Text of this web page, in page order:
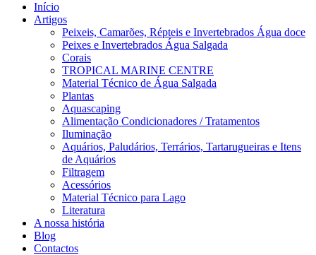
Início
Artigos
Peixeis, Camarões, Répteis e Invertebrados Água doce
Peixes e Invertebrados Água Salgada
Corais
TROPICAL MARINE CENTRE
Material Técnico de Água Salgada
Plantas
Aquascaping
Alimentação Condicionadores / Tratamentos
Iluminação
Aquários, Paludários, Terrários, Tartarugueiras e Itens
de Aquários
Filtragem
Acessórios
Material Técnico para Lago
Literatura
A nossa história
Blog
Contactos